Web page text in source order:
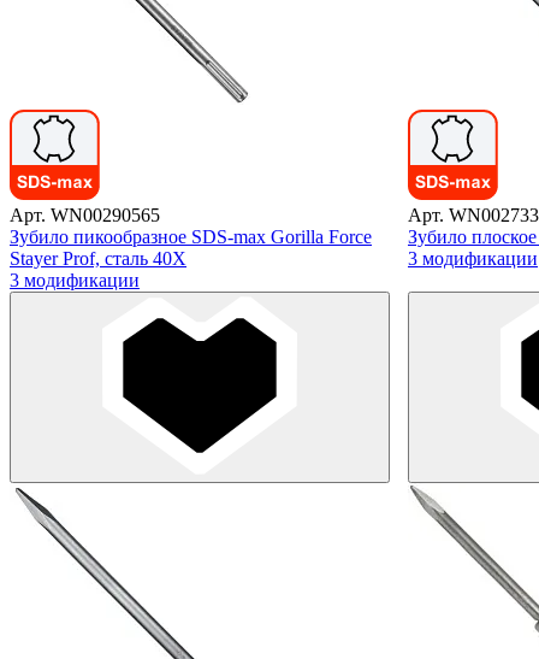
Арт. WN00290565
Зубило пикообразное SDS-max Gorilla Force
Stayer Prof, сталь 40Х
3 модификации
Арт.
Зубило
3 модификации